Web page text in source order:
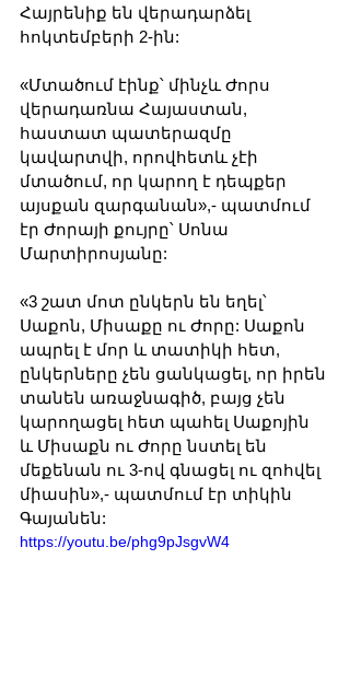
Հայրենիք են վերադարձել
հոկտեմբերի 2-ին:
«Մտածում էինք՝ մինչև Ժորս
վերադառնա Հայաստան,
հաստատ պատերազմը
կավարտվի, որովհետև չէի
մտածում, որ կարող է դեպքեր
այսքան զարգանան»,- պատմում
էր Ժորայի քույրը՝ Սոնա
Մարտիրոսյանը:
«3 շատ մոտ ընկերն են եղել՝
Սաքոն, Միսաքը ու Ժորը: Սաքոն
ապրել է մոր և տատիկի հետ,
ընկերները չեն ցանկացել, որ իրեն
տանեն առաջնագիծ, բայց չեն
կարողացել հետ պահել Սաքոյին
և Միսաքն ու Ժորը նստել են
մեքենան ու 3-ով գնացել ու զոհվել
միասին»,- պատմում էր տիկին
Գայանեն:
https://youtu.be/phg9pJsgvW4